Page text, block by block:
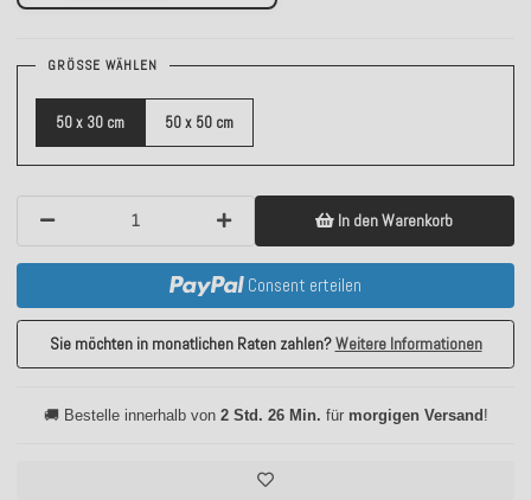
GRÖSSE WÄHLEN
50 x 30 cm 50 x 50 cm
In den Warenkorb
Consent erteilen
Sie möchten in monatlichen Raten zahlen?Weitere Informationen
🚚 Bestelle innerhalb von 2 Std. 26 Min. für morgigen Versand!